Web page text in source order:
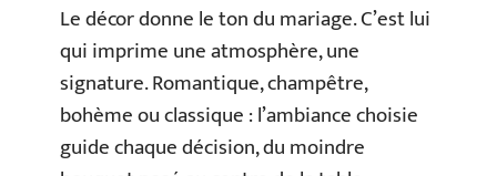
Le décor donne le ton du mariage. C’est lui
qui imprime une atmosphère, une
signature. Romantique, champêtre,
bohème ou classique : l’ambiance choisie
guide chaque décision, du moindre